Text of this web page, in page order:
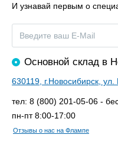
И узнавай первым о
Основной склад в
630119, г.Новосибирск,
тел: 8 (800) 201-05-06 -
пн-пт 8:00-17:00
Отзывы о нас на Флампе